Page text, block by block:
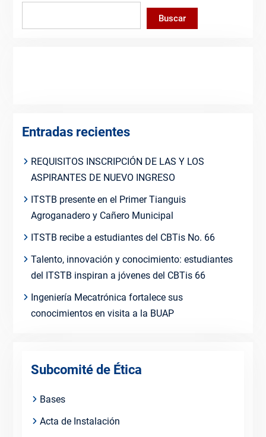
Buscar
Entradas recientes
REQUISITOS INSCRIPCIÓN DE LAS Y LOS
ASPIRANTES DE NUEVO INGRESO
ITSTB presente en el Primer Tianguis
Agroganadero y Cañero Municipal
ITSTB recibe a estudiantes del CBTis No. 66
Talento, innovación y conocimiento: estudiantes
del ITSTB inspiran a jóvenes del CBTis 66
Ingeniería Mecatrónica fortalece sus
conocimientos en visita a la BUAP
Subcomité de Ética
Bases
Acta de Instalación